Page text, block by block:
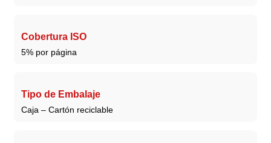
Cobertura ISO
5% por página
Tipo de Embalaje
Caja – Cartón reciclable